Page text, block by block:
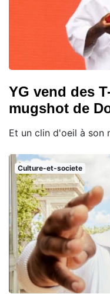
YG vend des
mugshot de
Et un clin d'oeil à son
Culture-et-societe